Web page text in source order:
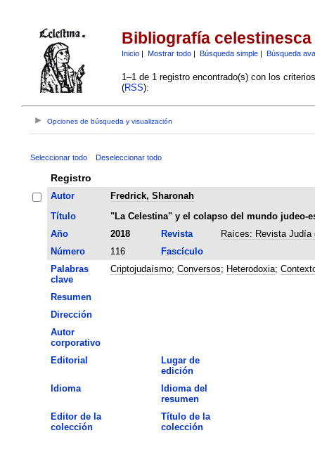
Bibliografía celestinesca
Inicio| Mostrar todo| Búsqueda simple| Búsqueda
1–1 de 1 registro encontrado(s) con los
(RSS):
Opciones de búsqueda y visualización
Seleccionar todo Deseleccionar todo
Registro
Autor
Fredrick, Sharonah
Título
"La Celestina" y el colapso del mundo judeo-
Año
2018 Revista
Raíces: Revista Judía
Número
116
Fascículo
Palabras
clave
Criptojudaísmo; Conversos; Heterodoxia;
Resumen
Dirección
Autor
corporativo
Editorial
Lugar de
edición
Idioma
Idioma del
resumen
Editor de la
colección
Título de la
colección